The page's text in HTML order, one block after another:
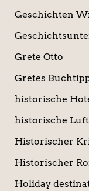
Geschichten
Grete Otto
Gretes
historische
historische
Historischer
Historischer
Holiday